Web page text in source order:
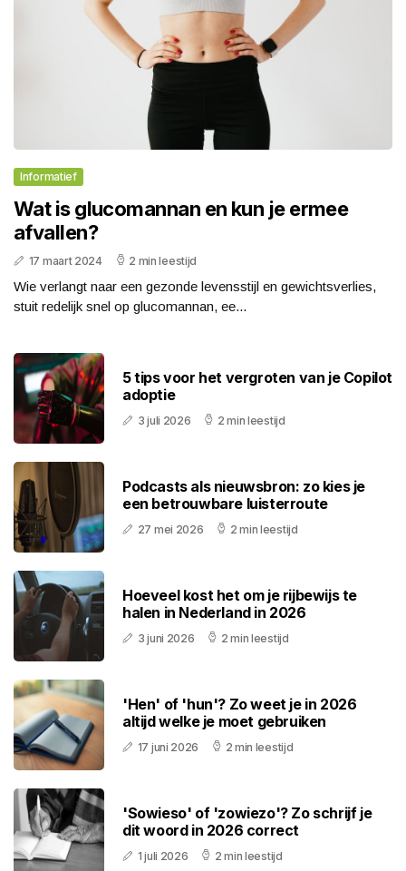
Informatief
Wat is glucomannan en kun je ermee
afvallen?
17 maart 2024 2 min leestijd
Wie verlangt naar een gezonde levensstijl en gewichtsverlies,
stuit redelijk snel op glucomannan, ee...
5 tips voor het vergroten van je Copilot
adoptie
3 juli 2026 2 min leestijd
Podcasts als nieuwsbron: zo kies je
een betrouwbare luisterroute
27 mei 2026 2 min leestijd
Hoeveel kost het om je rijbewijs te
halen in Nederland in 2026
3 juni 2026 2 min leestijd
'Hen' of 'hun'? Zo weet je in 2026
altijd welke je moet gebruiken
17 juni 2026 2 min leestijd
'Sowieso' of 'zowiezo'? Zo schrijf je
dit woord in 2026 correct
1 juli 2026 2 min leestijd